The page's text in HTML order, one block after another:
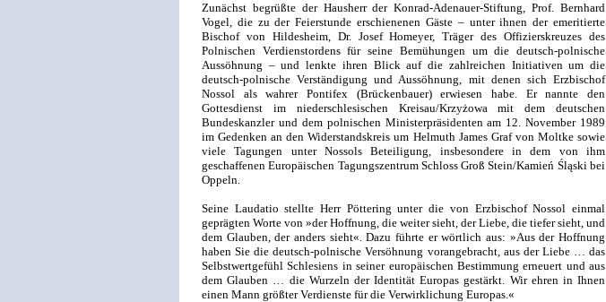
Zunächst begrüßte der Hausherr der Konrad-Adenauer-Stiftung, Prof. Bernhard
Vogel, die zu der Feierstunde erschienenen Gäste – unter ihnen der emeritierte
Bischof von Hildesheim, Dr. Josef Homeyer, Träger des Offizierskreuzes des
Polnischen Verdienstordens für seine Bemühungen um die deutsch-polnische
Aussöhnung – und lenkte ihren Blick auf die zahlreichen Initiativen um die
deutsch-polnische Verständigung und Aussöhnung, mit denen sich Erzbischof
Nossol als wahrer Pontifex (Brückenbauer) erwiesen habe. Er nannte den
Gottesdienst im niederschlesischen Kreisau/Krzyżowa mit dem deutschen
Bundeskanzler und dem polnischen Ministerpräsidenten am 12. November 1989
im Gedenken an den Widerstandskreis um Helmuth James Graf von Moltke sowie
viele Tagungen unter Nossols Beteiligung, insbesondere in dem von ihm
geschaffenen Europäischen Tagungszentrum Schloss Groß Stein/Kamień Śląski bei
Oppeln.
Seine Laudatio stellte Herr Pöttering unter die von Erzbischof Nossol einmal
geprägten Worte von »der Hoffnung, die weiter sieht, der Liebe, die tiefer sieht, und
dem Glauben, der anders sieht«. Dazu führte er wörtlich aus: »Aus der Hoffnung
haben Sie die deutsch-polnische Versöhnung vorangebracht, aus der Liebe … das
Selbstwertgefühl Schlesiens in seiner europäischen Bestimmung erneuert und aus
dem Glauben … die Wurzeln der Identität Europas gestärkt. Wir ehren in Ihnen
einen Mann größter Verdienste für die Verwirklichung Europas.«